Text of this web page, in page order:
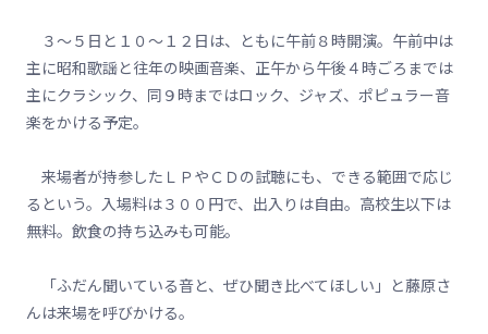
３～５日と１０～１２日は、ともに午前８時開演。午前中は
主に昭和歌謡と往年の映画音楽、正午から午後４時ごろまでは
主にクラシック、同９時まではロック、ジャズ、ポピュラー音
楽をかける予定。
来場者が持参したＬＰやＣＤの試聴にも、できる範囲で応じ
るという。入場料は３００円で、出入りは自由。高校生以下は
無料。飲食の持ち込みも可能。
「ふだん聞いている音と、ぜひ聞き比べてほしい」と藤原さ
んは来場を呼びかける。